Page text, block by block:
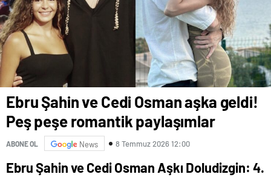
Ebru Şahin ve Cedi Osman aşka geldi!
Peş peşe romantik paylaşımlar
ABONE OL News 8 Temmuz 2026 12:00
Ebru Şahin ve Cedi Osman Aşkı Doludizgin: 4.